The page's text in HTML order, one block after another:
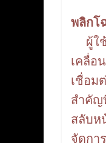
พลิกโ
ผู้ใช้
เคลื่อ
เชื่อม
สำคัญ
สลับห
จัดกา